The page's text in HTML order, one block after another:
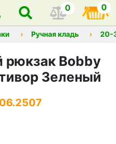
0 0
Ручная кладь 20-
рюкзак Bobby
Зеленый